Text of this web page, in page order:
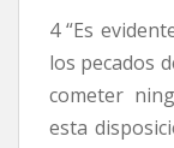
4 “Es
los pecados
cometer
esta